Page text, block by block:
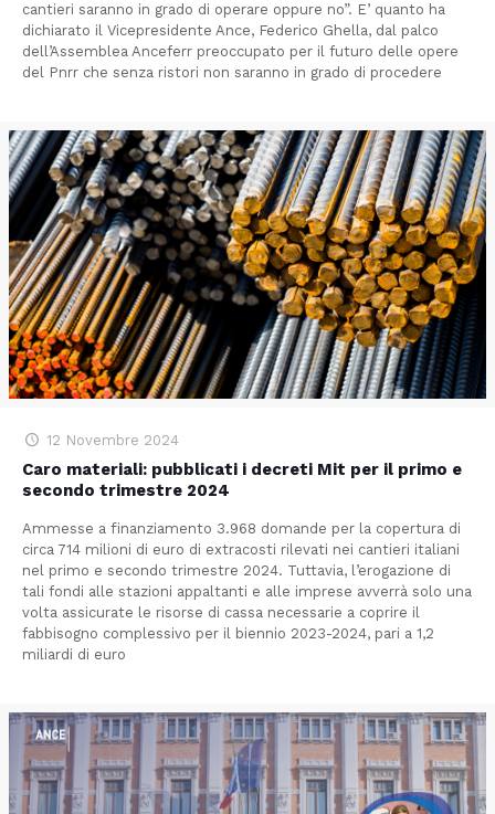
cantieri saranno in grado di operare oppure no”. E’ quanto ha
dichiarato il Vicepresidente Ance, Federico Ghella, dal palco
dell’Assemblea Anceferr preoccupato per il futuro delle opere
del Pnrr che senza ristori non saranno in grado di procedere
12 Novembre 2024
Caro materiali: pubblicati i decreti Mit per il primo e
secondo trimestre 2024
Ammesse a finanziamento 3.968 domande per la copertura di
circa 714 milioni di euro di extracosti rilevati nei cantieri italiani
nel primo e secondo trimestre 2024. Tuttavia, l’erogazione di
tali fondi alle stazioni appaltanti e alle imprese avverrà solo una
volta assicurate le risorse di cassa necessarie a coprire il
fabbisogno complessivo per il biennio 2023-2024, pari a 1,2
miliardi di euro